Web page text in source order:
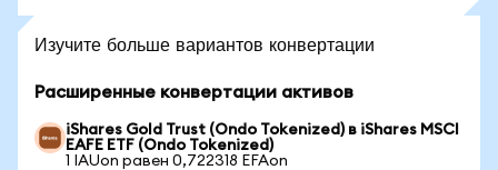
Изучите больше вариантов конвертации
Расширенные конвертации активов
iShares Gold Trust (Ondo Tokenized) в iShares MSCI
EAFE ETF (Ondo Tokenized)
1 IAUon равен 0,722318 EFAon